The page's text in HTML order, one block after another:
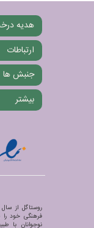
هدیه
ارتباطات
جنبش ها
بیشتر
فرهنگی خود
نوجوانان با